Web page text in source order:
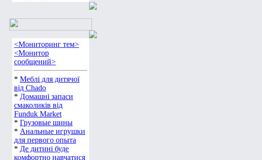
<Мониторинг тем>
<Монитор
сообщений>
* Меблі для дитячої
від Chado
* Домашні запаси
смаколиків від
Funduk Market
* Грузовые шины
* Анальные игрушки
для первого опыта
* Де дитині буде
комфортно навчатися